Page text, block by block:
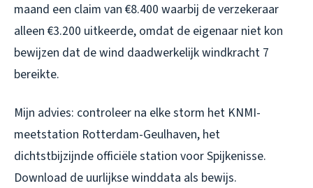
maand een claim van €8.400 waarbij de verzekeraar
alleen €3.200 uitkeerde, omdat de eigenaar niet kon
bewijzen dat de wind daadwerkelijk windkracht 7
bereikte.
Mijn advies: controleer na elke storm het KNMI-
meetstation Rotterdam-Geulhaven, het
dichtstbijzijnde officiële station voor Spijkenisse.
Download de uurlijkse winddata als bewijs.